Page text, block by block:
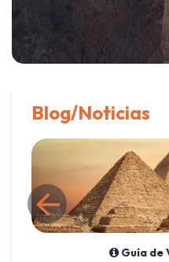
Blog/Noticias
Guía de